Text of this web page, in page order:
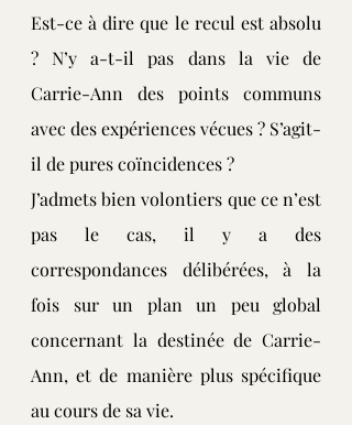
Est-ce à dire que le recul est absolu
? N’y a-t-il pas dans la vie de
Carrie-Ann des points communs
avec des expériences vécues ? S’agit-
il de pures coïncidences ?
J’admets bien volontiers que ce n’est
pas le cas, il y a des
correspondances délibérées, à la
fois sur un plan un peu global
concernant la destinée de Carrie-
Ann, et de manière plus spécifique
au cours de sa vie.